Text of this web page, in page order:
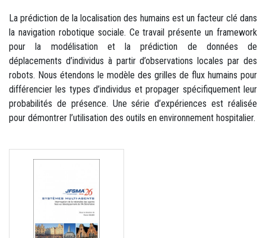
La prédiction de la localisation des humains est un facteur clé dans
la navigation robotique sociale. Ce travail présente un framework
pour la modélisation et la prédiction de données de
déplacements d’individus à partir d’observations locales par des
robots. Nous étendons le modèle des grilles de flux humains pour
différencier les types d’individus et propager spécifiquement leur
probabilités de présence. Une série d’expériences est réalisée
pour démontrer l’utilisation des outils en environnement hospitalier.